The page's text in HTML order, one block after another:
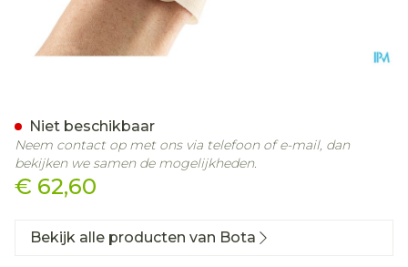
€ 62,60
Niet beschikbaar
Neem contact op met ons via telefoon of e-mail, dan
bekijken we samen de mogelijkheden.
Bekijk alle producten van Bota